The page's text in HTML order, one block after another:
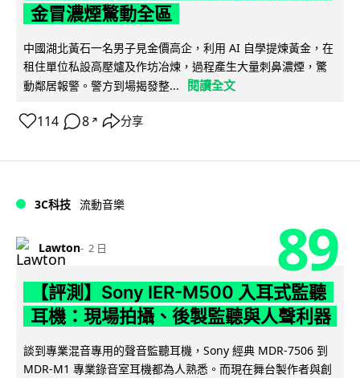
金冒濃煙驚動全區
中國湖北黃石一名男子見金價高企，利用 AI 自學提煉黃金，在
租住單位私設高壓爐及作坊冶煉，過程產生大量刺鼻濃煙，驚
動鄰居報警。警方到場揭發整...
閱讀全文
114 8 ↗ 分享
3C科技 流動音樂
Lawton 2 日 89
【評測】Sony IER-M500 入耳式監聽
耳機：現場拍攝、後製監聽與人聲利器
談到專業混音專用的聲音監聽耳機，Sony 經典 MDR-7506 到
MDR-M1 專業錄音室耳機都為人熟悉。而現在舞台製作者與創